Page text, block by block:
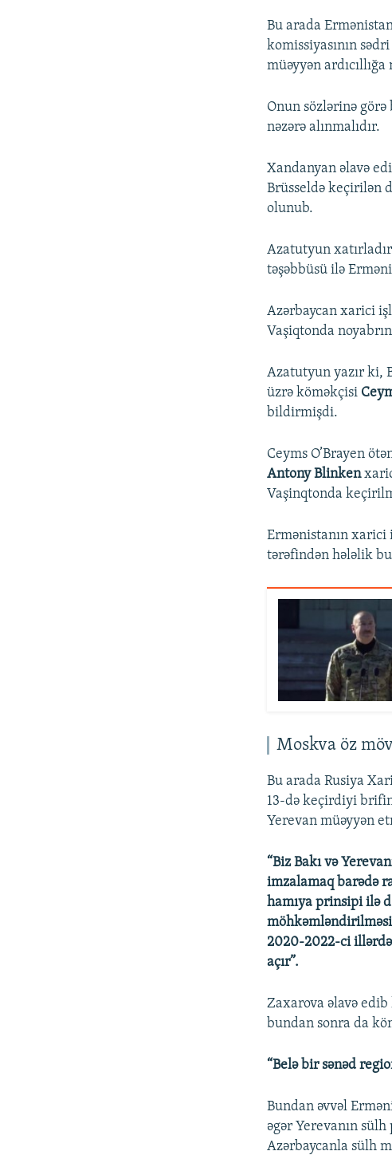
Bu arada
komissiyasının sədri
müəyyən
Onun sözlərinə
nəzərə alınmalıdır.
Xandanyan əlavə
Brüsseldə keçirilən
olunub.
Azatutyun
təşəbbüsü ilə
Azərbaycan xarici
Vaşiqtonda
Azatutyun yazır ki,
üzrə köməkçisi
bildirmişdi.
Ceyms O’Brayen
Antony Blinken
Vaşinqtonda
Ermənistanın xarici
tərəfindən hələlik
Moskva öz
Bu arada Rusiya
13-də keçirdiyi
Yerevan müəyyən
“Biz Bakı və
imzalamaq barədə
hamıya prinsipi ilə
2020-2022-ci illərdə
açır”.
Zaxarova əlavə edib
bundan sonra da
“Belə bir sənəd
Bundan əvvəl
əgər Yerevanın
Azərbaycanla sülh